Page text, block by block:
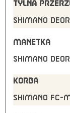
TYLNA
Shimano
MANETKA
Shimano
KORBA
Shimano FC-